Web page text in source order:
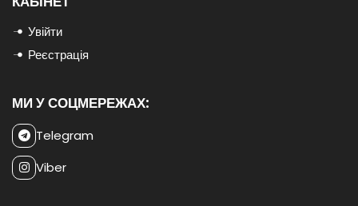
Увійти
Реєстрація
МИ У СОЦМЕРЕЖАХ:
Telegram
Viber